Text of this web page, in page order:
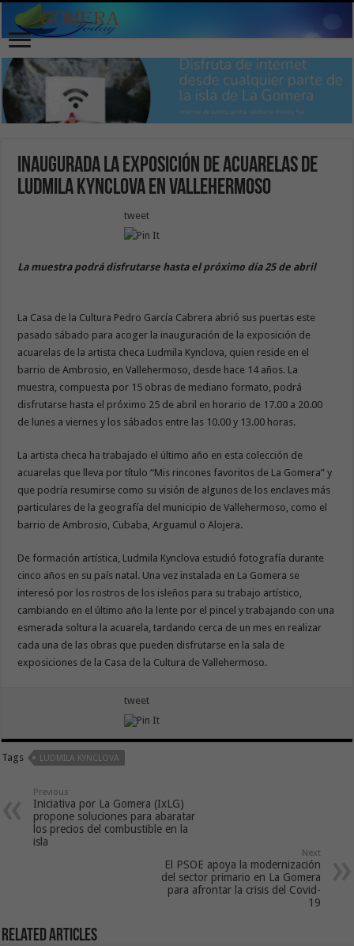
Inaugurada la exposición de acuarelas de
Ludmila Kynclova en Vallehermoso
tweet
La muestra podrá disfrutarse hasta el próximo día 25 de abril
La Casa de la Cultura Pedro García Cabrera abrió sus puertas este
pasado sábado para acoger la inauguración de la exposición de
acuarelas de la artista checa Ludmila Kynclova, quien reside en el
barrio de Ambrosio, en Vallehermoso, desde hace 14 años. La
muestra, compuesta por 15 obras de mediano formato, podrá
disfrutarse hasta el próximo 25 de abril en horario de 17.00 a 20.00
de lunes a viernes y los sábados entre las 10.00 y 13.00 horas.
La artista checa ha trabajado el último año en esta colección de
acuarelas que lleva por título “Mis rincones favoritos de La Gomera” y
que podría resumirse como su visión de algunos de los enclaves más
particulares de la geografía del municipio de Vallehermoso, como el
barrio de Ambrosio, Cubaba, Arguamul o Alojera.
De formación artística, Ludmila Kynclova estudió fotografía durante
cinco años en su país natal. Una vez instalada en La Gomera se
interesó por los rostros de los isleños para su trabajo artístico,
cambiando en el último año la lente por el pincel y trabajando con una
esmerada soltura la acuarela, tardando cerca de un mes en realizar
cada una de las obras que pueden disfrutarse en la sala de
exposiciones de la Casa de la Cultura de Vallehermoso.
tweet
Tags LUDMILA KYNCLOVA
Previous
Iniciativa por La Gomera (IxLG)
propone soluciones para abaratar
los precios del combustible en la
isla
Next
El PSOE apoya la modernización
del sector primario en La Gomera
para afrontar la crisis del Covid-
19
Related Articles